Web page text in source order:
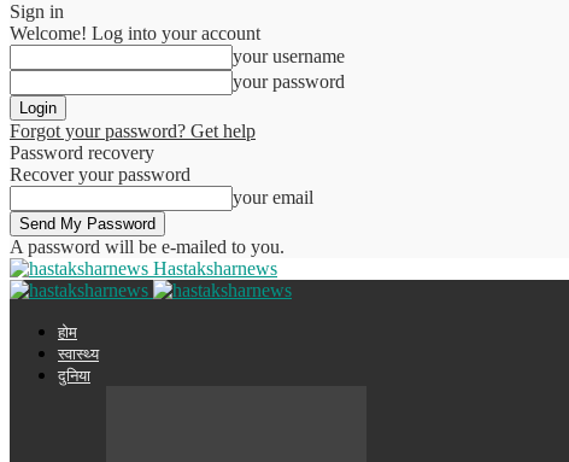
Sign in
Welcome! Log into your account
your username
your password
Forgot your password? Get help
Password recovery
Recover your password
your email
A password will be e-mailed to you.
Hastaksharnews
होम
स्वास्थ्य
दुनिया